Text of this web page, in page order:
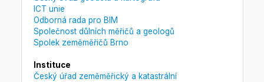
ICT unie
Odborná rada pro BIM
Společnost důlních měřičů a geologů
Spolek zeměměřičů Brno
Instituce
Český úřad zeměměřický a katastrální